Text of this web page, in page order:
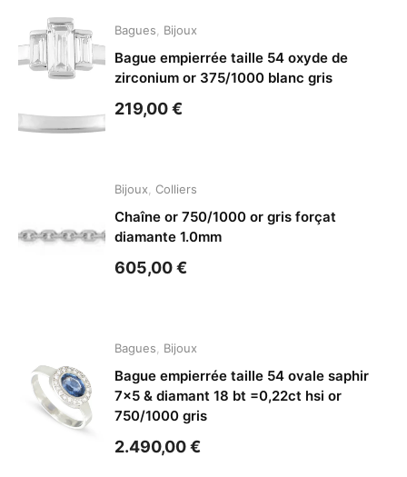
Bagues Bijoux
Bague empierrée taille 54 oxyde de
zirconium or 375/1000 blanc gris
219,00€
Bijoux Colliers
Chaîne or 750/1000 or gris forçat
diamante 1.0mm
605,00€
Bagues Bijoux
Bague empierrée taille 54 ovale saphir
7×5 & diamant 18 bt =0,22ct hsi or
750/1000 gris
2.490,00€